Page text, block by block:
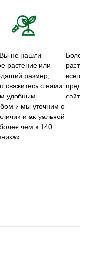
не нашли
растение или
размер,
свяжитесь с нами
удобным
и мы уточним о
и актуальной
чем в 140
Более
всего
сайте.